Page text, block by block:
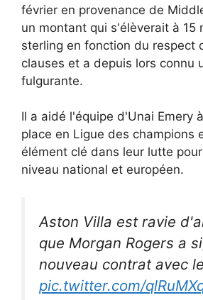
février en provenance de
un montant qui s'élèverait à 15
sterling en fonction du respect
clauses et a depuis lors connu
fulgurante.
Il a aidé l'équipe d'Unai Emery
place en Ligue des champions
élément clé dans leur lutte
niveau national et européen.
Aston Villa est ravie
que Morgan Rogers a
nouveau contrat avec
pic.twitter.com/